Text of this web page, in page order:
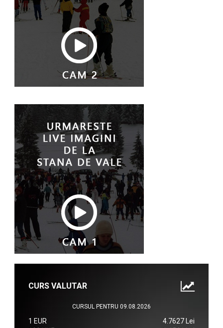
CURS VALUTAR
CURSUL PENTRU 09.08.2026
1 EUR
4.7627 Lei